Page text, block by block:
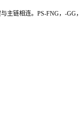
主链相连。PS-FNG，-GG